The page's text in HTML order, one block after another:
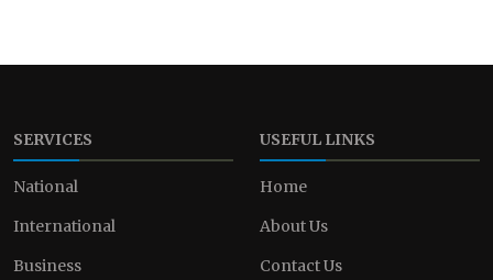
SERVICES
National
International
Business
USEFUL LINKS
Home
About Us
Contact Us